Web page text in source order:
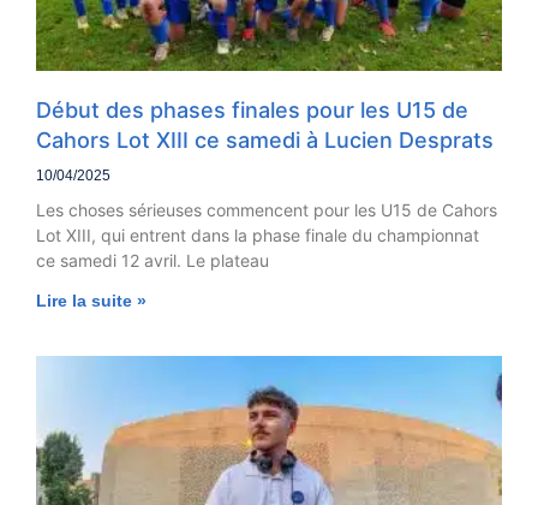
Début des phases finales pour les U15 de
Cahors Lot XIII ce samedi à Lucien Desprats
10/04/2025
Les choses sérieuses commencent pour les U15 de Cahors
Lot XIII, qui entrent dans la phase finale du championnat
ce samedi 12 avril. Le plateau
Lire la suite »